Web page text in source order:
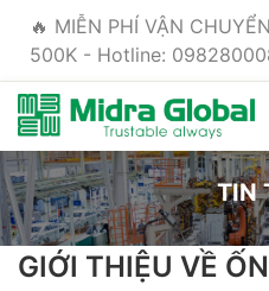
🔥 MIỄN PHÍ VẬN
500K - Hotline:
TIN
GIỚI THIỆU VỀ